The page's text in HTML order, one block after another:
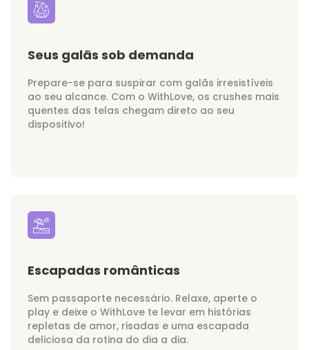
Seus galãs sob demanda
Prepare-se para suspirar com galãs irresistíveis
ao seu alcance. Com o WithLove, os crushes mais
quentes das telas chegam direto ao seu
dispositivo!
Escapadas românticas
Sem passaporte necessário. Relaxe, aperte o
play e deixe o WithLove te levar em histórias
repletas de amor, risadas e uma escapada
deliciosa da rotina do dia a dia.